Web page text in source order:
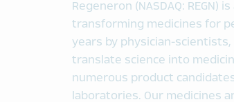
Regeneron (NASDAQ:
transforming medicines for
years by physician-
translate science into
numerous product
laboratories. Our medicines